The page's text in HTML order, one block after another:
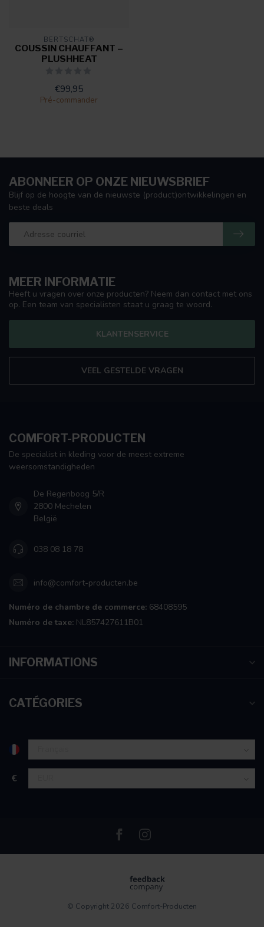
BERTSCHAT®
COUSSIN CHAUFFANT –
PLUSHHEAT
€99,95
Pré-commander
MEER INFORMATIE
Heeft u vragen over onze producten? Neem dan contact met ons
op. Een team van specialisten staat u graag te woord.
KLANTENSERVICE
VEEL GESTELDE VRAGEN
ABONNEER OP ONZE NIEUWSBRIEF
Blijf op de hoogte van de nieuwste (product)ontwikkelingen en
beste deals
COMFORT-PRODUCTEN
De specialist in kleding voor de meest extreme
weersomstandigheden
De Regenboog 5/R
2800 Mechelen
België
038 08 18 78
info@comfort-producten.be
Numéro de chambre de commerce: 68408595
Numéro de taxe: NL857427611B01
INFORMATIONS
CATÉGORIES
€
© Copyright 2026 Comfort-Producten